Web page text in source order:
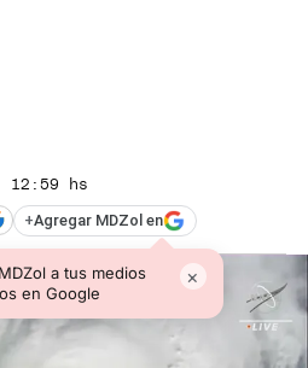
12:59 hs
+Agregar MDZol en
a tus medios
en Google
×